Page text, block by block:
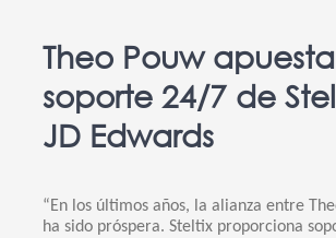
Theo Pouw
soporte 24/7 de
JD Edwards
“En los últimos años, la alianza entre
ha sido próspera. Steltix proporciona